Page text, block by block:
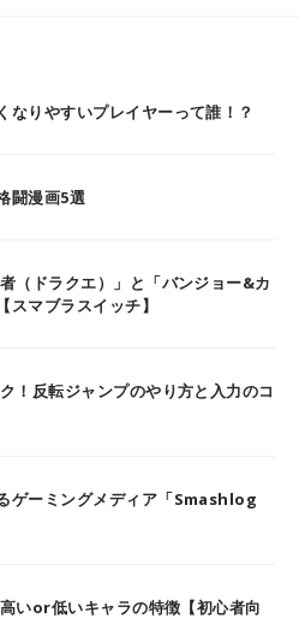
なりやすいプレイヤーって誰！？
闘漫画5選
（ドラクエ）」と「バンジョー&カ
スマブラスイッチ】
！反転ジャンプのやり方と入力のコ
ゲーミングメディア「Smashlog
いor低いキャラの特徴【初心者向